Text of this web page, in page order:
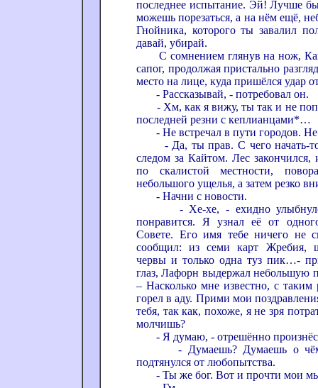
последнее испытание. Эй! Лучше
можешь порезаться, а на нём ещё,
Гнойника, которого ты завалил
давай, убирай.
С сомнением глянув на нож,
сапог, продолжая пристально
место на лице, куда пришёлся удар
- Рассказывай, - потребовал он.
- Хм, как я вижу, ты так и не
последней резни с кеплианцами*…
- Не встречал в пути городов.
- Да, ты прав. С чего начать-
следом за Кайтом. Лес закончился,
по скалистой местности,
небольшого ущелья, а затем резко
- Начни с новости.
- Хе-хе, - ехидно
понравится. Я узнал её от
Совете. Его имя тебе ничего не
сообщил: из семи карт Жребия,
червы и только одна туз пик…-
глаз, Лафорн выдержал небольшую
– Насколько мне известно, с
горел в аду. Прими мои
тебя, так как, похоже, я не зря
молчишь?
- Я думаю, - отрешённо
- Думаешь? Думаешь о чём?
подтянулся от любопытства.
- Ты же бог. Вот и прочти мои